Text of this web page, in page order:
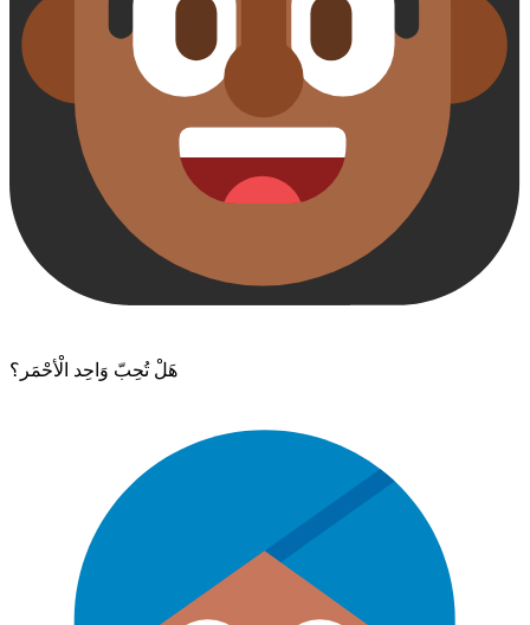
هَلْ تُحِبّ وَاحِد الْأحْمَر؟